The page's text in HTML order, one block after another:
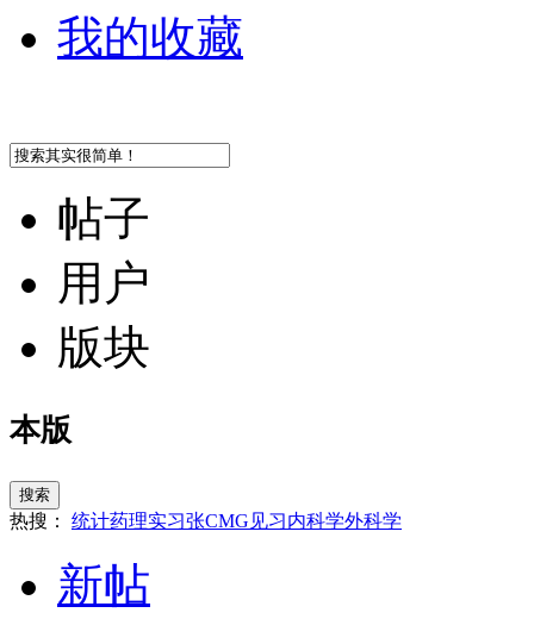
我的收藏
帖子
用户
版块
本版
搜索
热搜： 统计药理实习张CMG 见习内科学外科学
新帖